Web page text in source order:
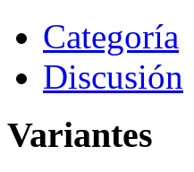
Categoría
Discusión
Variantes